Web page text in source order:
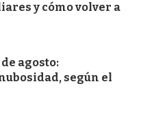
y cómo volver a
agosto:
según el